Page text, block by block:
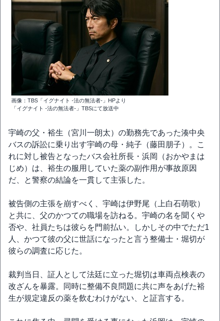
画像：TBS「イグナイト -法の無法者-」HPより
「イグナイト -法の無法者-」TBSにて放送中
宇崎の父・裕生（宮川一朗太）の勤務先であった湊中央
バスの訴訟に乗り出す宇崎の母・純子（藤田朋子）。こ
れに対し被告となったバス会社所長・浜岡（おかやまは
じめ）は、裕生の服用していた薬の副作用が事故原因
だ、と警察の結論を一貫して主張した。
被告側の主張を崩すべく、宇崎は伊野尾（上白石萌歌）
と共に、父のかつての職場を訪ねる。宇崎の名を聞くや
否や、社員たちは彼らを門前払い。しかしその中でただ1
人、かつて彼の父に世話になったと言う整備士・堀切が
彼らの調査に応じた。
裁判当日、証人として法廷に立った堀切は車両点検表の
改ざんを暴露。同時に整備不良問題に共に声をあげた裕
生が規定違反の薬を飲むわけがない、と証言する。